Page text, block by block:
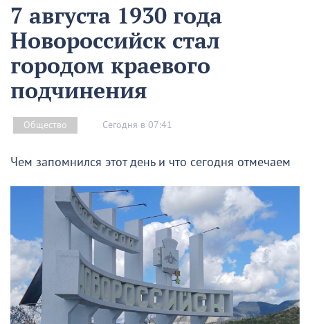
7 августа 1930 года
Новороссийск стал
городом краевого
подчинения
Общество Сегодня в 07:41
Чем запомнился этот день и что сегодня отмечаем